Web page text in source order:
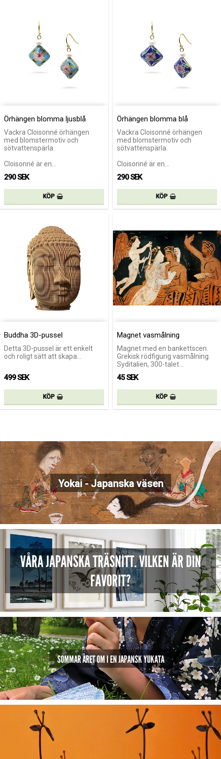
Örhängen blomma ljusblå
Vackra Cloisonné örhängen
med blomstermotiv och
sötvattenspärla.
Cloisonné är en…
290 SEK
KÖP
Örhängen blomma blå
Vackra Cloisonné örhängen
med blomstermotiv och
sötvattenspärla.
Cloisonné är en…
290 SEK
KÖP
Buddha 3D-pussel
Detta 3D-pussel är ett enkelt
och roligt sätt att skapa…
499 SEK
KÖP
Magnet vasmålning
Magnet med en bankettscen.
Grekisk rödfigurig vasmålning.
Syditalien, 300-talet…
45 SEK
KÖP
Yokai - Japanska väsen
VÅRA JAPANSKA TRÄSNITT. VILKEN ÄR DIN
FAVORIT?
SOMMAR ÅRET OM I EN JAPANSK YUKATA